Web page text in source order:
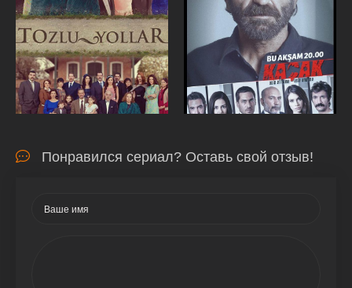
Понравился сериал? Оставь свой отзыв!